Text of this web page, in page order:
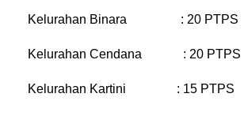
Kelurahan Binara : 20 PTPS
Kelurahan Cendana : 20 PTPS
Kelurahan Kartini : 15 PTPS